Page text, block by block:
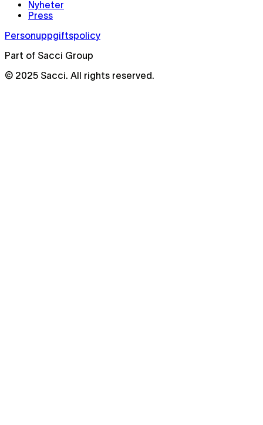
Nyheter
Press
Personuppgiftspolicy
Part of Sacci Group
© 2025 Sacci. All rights reserved.